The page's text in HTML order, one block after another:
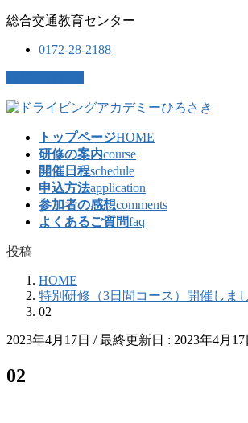
コ
ン
ツ
に
ナ
ー
シ
ョ
総合交通教育センター
0172-28-2188
トップページHOME
研修の案内course
開催日程schedule
申込方法application
参加者の感想comments
よくあるご質問faq
投稿
HOME
特別研修（3日間コース）開催しま
02
2023年4月17日 / 最終更新日 : 2023年4月17
02